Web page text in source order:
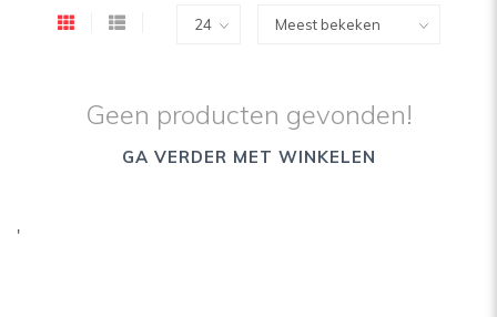
Geen producten gevonden!
GA VERDER MET WINKELEN
'